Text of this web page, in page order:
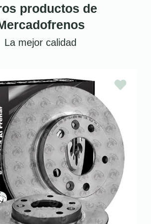
productos de
La mejor calidad